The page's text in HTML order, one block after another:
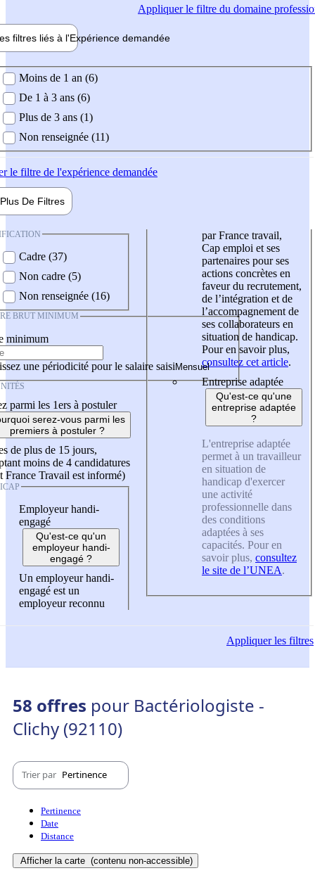
Appliquerle filtre du domaine
filtres liés à l'Expérience demandée
demandée
Moins de 1 an (6)
De 1 à 3 ans (6)
Plus de 3 ans (1)
Non renseignée (11)
le filtre de l'expérience demandée
Plus De Filtres
Cadre (37)
Non cadre (5)
Non renseignée (16)
BRUT MINIMUM
minimum
une périodicité pour le salaire saisi
parmi les 1ers à postuler
serez-vous parmi les
premiers à postuler ?
de plus de 15 jours,
moins de 4 candidatures
France Travail est informé)
Employeur handi-
engagé
Qu'est-ce qu'un
employeur handi-
engagé ?
Un employeur handi-
engagé est un
employeur reconnu
par France travail,
Cap emploi et ses
partenaires pour ses
actions concrètes en
faveur du recrutement,
de l’intégration et de
l’accompagnement de
ses collaborateurs en
situation de handicap.
Pour en savoir plus,
consultez cet article.
Entreprise adaptée
Qu'est-ce qu'une
entreprise adaptée
?
L'entreprise adaptée
permet à un travailleur
en situation de
handicap d'exercer
une activité
professionnelle dans
des conditions
adaptées à ses
capacités. Pour en
savoir plus, consultez
le site de l’UNEA.
Appliquerles filtres
58 offres pour Bactériologiste -
Clichy (92110)
Trier par Pertinence
Pertinence
Date
Distance
Afficher la carte (contenu non-accessible)